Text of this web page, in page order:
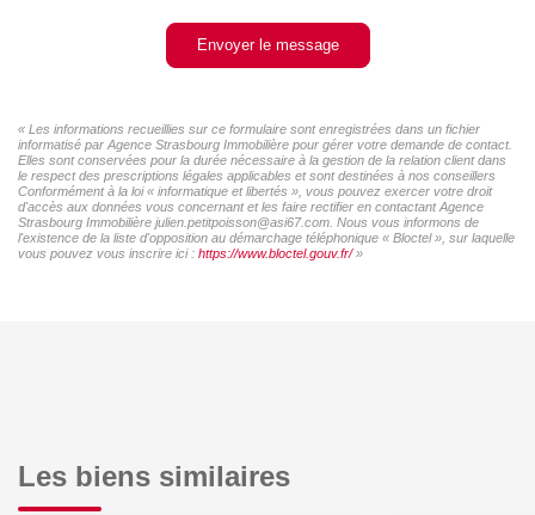
Envoyer le message
« Les informations recueillies sur ce formulaire sont enregistrées dans un fichier
informatisé par Agence Strasbourg Immobilière pour gérer votre demande de contact.
Elles sont conservées pour la durée nécessaire à la gestion de la relation client dans
le respect des prescriptions légales applicables et sont destinées à nos conseillers
Conformément à la loi « informatique et libertés », vous pouvez exercer votre droit
d'accès aux données vous concernant et les faire rectifier en contactant Agence
Strasbourg Immobilière julien.petitpoisson@asi67.com. Nous vous informons de
l'existence de la liste d'opposition au démarchage téléphonique « Bloctel », sur laquelle
vous pouvez vous inscrire ici : https://www.bloctel.gouv.fr/»
Les biens similaires